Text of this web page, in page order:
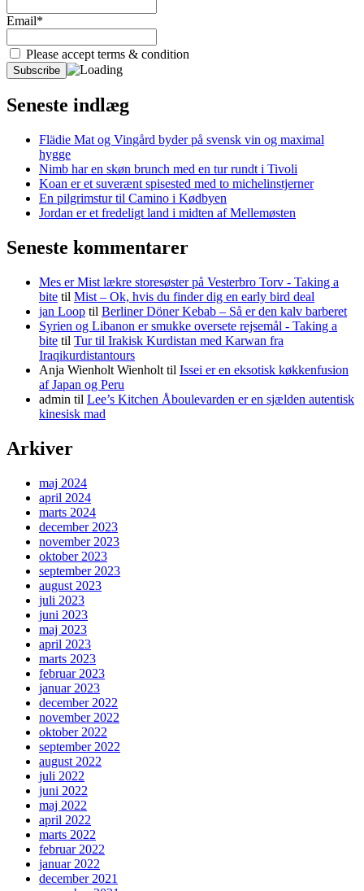
Email*
Please accept terms & condition
Seneste indlæg
Flädie Mat og Vingård byder på svensk vin og maximal
hygge
Nimb har en skøn brunch med en tur rundt i Tivoli
Koan er et suverænt spisested med to michelinstjerner
En pilgrimstur til Camino i Kødbyen
Jordan er et fredeligt land i midten af Mellemøsten
Seneste kommentarer
Mes er Mist lækre storesøster på Vesterbro Torv - Taking a
bite til Mist – Ok, hvis du finder dig en early bird deal
jan Loop til Berliner Döner Kebab – Så er den kalv barberet
Syrien og Libanon er smukke oversete rejsemål - Taking a
bite til Tur til Irakisk Kurdistan med Karwan fra
Iraqikurdistantours
Anja Wienholt Wienholt til Issei er en eksotisk køkkenfusion
af Japan og Peru
admin til Lee’s Kitchen Åboulevarden er en sjælden autentisk
kinesisk mad
Arkiver
maj 2024
april 2024
marts 2024
december 2023
november 2023
oktober 2023
september 2023
august 2023
juli 2023
juni 2023
maj 2023
april 2023
marts 2023
februar 2023
januar 2023
december 2022
november 2022
oktober 2022
september 2022
august 2022
juli 2022
juni 2022
maj 2022
april 2022
marts 2022
februar 2022
januar 2022
december 2021